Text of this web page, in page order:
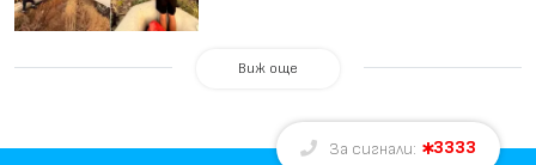
Виж още
За сигнали: 3333